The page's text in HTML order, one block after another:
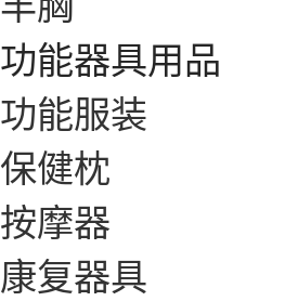
功能器具用品
功能服装
保健枕
按摩器
康复器具